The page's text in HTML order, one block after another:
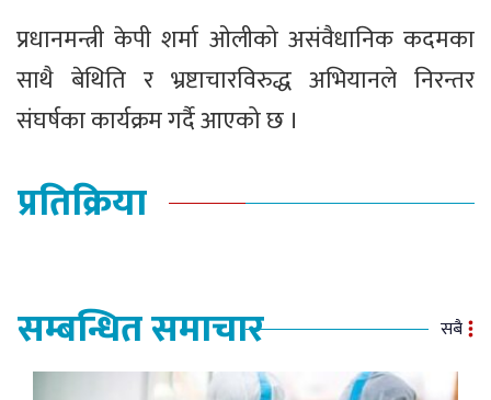
प्रधानमन्त्री केपी शर्मा ओलीको असंवैधानिक कदमका
साथै बेथिति र भ्रष्टाचारविरुद्ध अभियानले निरन्तर
संघर्षका कार्यक्रम गर्दै आएको छ ।
प्रतिक्रिया
सम्बन्धित समाचार सबै